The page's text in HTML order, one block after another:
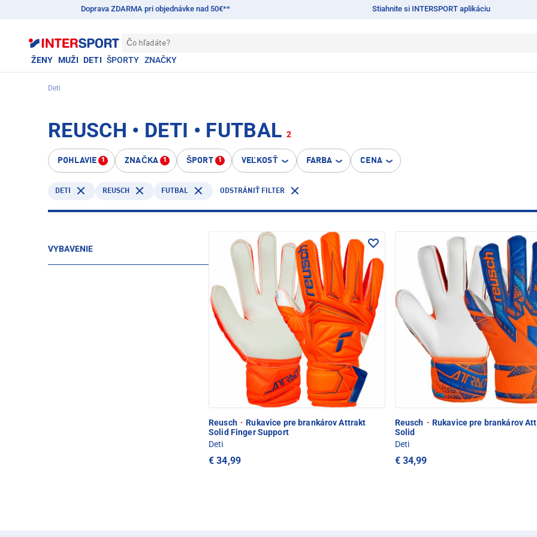
Doprava ZDARMA pri objednávke nad 50€** Stiahnite si INTERSPORT aplikáciu
Čo hľadáte?
ŽENY MUŽI DETI ŠPORTY ZNAČKY
Deti
REUSCH • DETI • FUTBAL 2
POHLAVIE 1 ZNAČKA 1 ŠPORT 1 VEĽKOSŤ FARBA CENA
DETI REUSCH FUTBAL ODSTRÁNIŤ FILTER
VYBAVENIE
Reusch · Rukavice pre brankárov Attrakt
Solid Finger Support
Deti
€ 34,99
Reusch · Rukavice pre brankárov
Solid
Deti
€ 34,99